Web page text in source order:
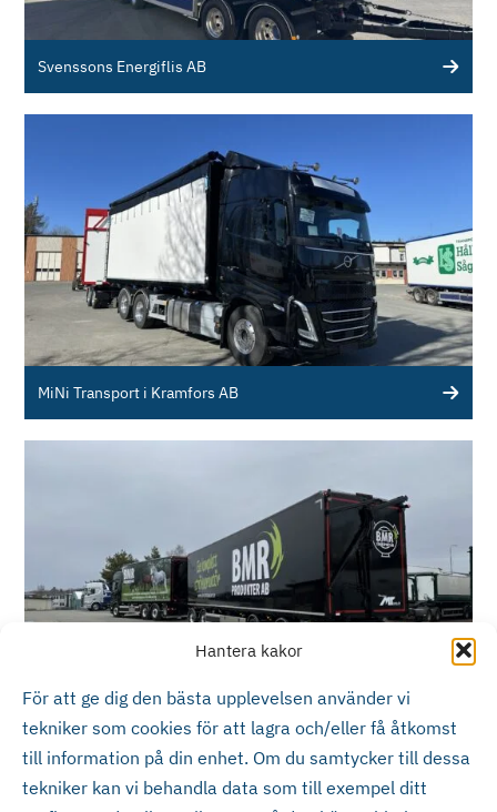
Hantera kakor
För att ge dig den bästa upplevelsen använder vi
tekniker som cookies för att lagra och/eller få åtkomst
till information på din enhet. Om du samtycker till dessa
tekniker kan vi behandla data som till exempel ditt
Svenssons Energiflis AB
MiNi Transport i Kramfors AB
BMR Transport AB